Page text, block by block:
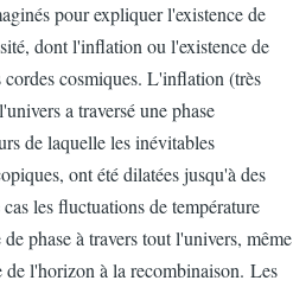
pour expliquer l'existence de
dont l'inflation ou l'existence de
cosmiques. L'inflation (très
a traversé une phase
de laquelle les inévitables
ont été dilatées jusqu'à des
les fluctuations de température
phase à travers tout l'univers, même
de l'horizon à la recombinaison. Les